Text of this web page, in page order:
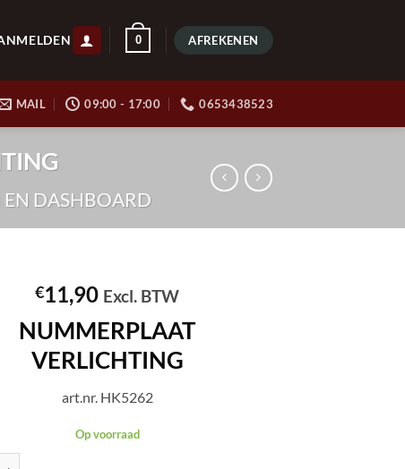
0 AFREKENEN
MAIL 09:00 - 17:00 0653438523
EN DASHBOARD
€11,90 Excl. BTW
NUMMERPLAAT
VERLICHTING
art.nr. HK5262
Op voorraad